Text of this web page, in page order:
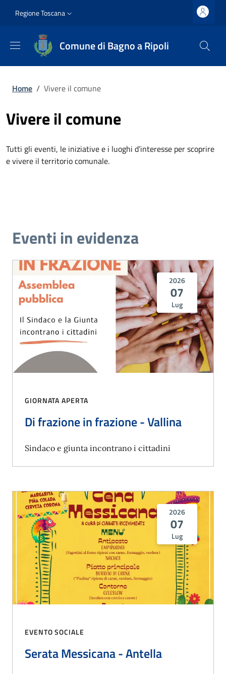
Slim top
Regione Toscana
Comune di Bagno a Ripoli
Briciole di pane
Home / Vivere il comune
Vivere il comune
Tutti gli eventi, le iniziative e i luoghi d’interesse per scoprire
e vivere il territorio comunale.
Eventi in evidenza
2026
07
Lug
GIORNATA APERTA
Di frazione in frazione - Vallina
Sindaco e giunta incontrano i cittadini
2026
07
Lug
EVENTO SOCIALE
Serata Messicana - Antella